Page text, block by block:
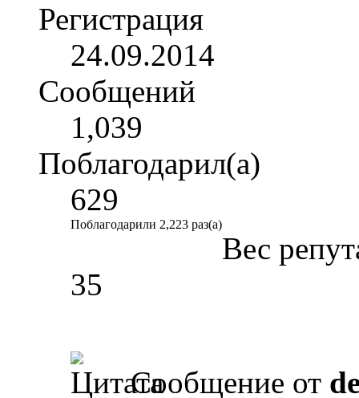
Регистрация
24.09.2014
Сообщений
1,039
Поблагодарил(а)
629
Поблагодарили 2,223 раз(а)
Вес
35
Сообщение от